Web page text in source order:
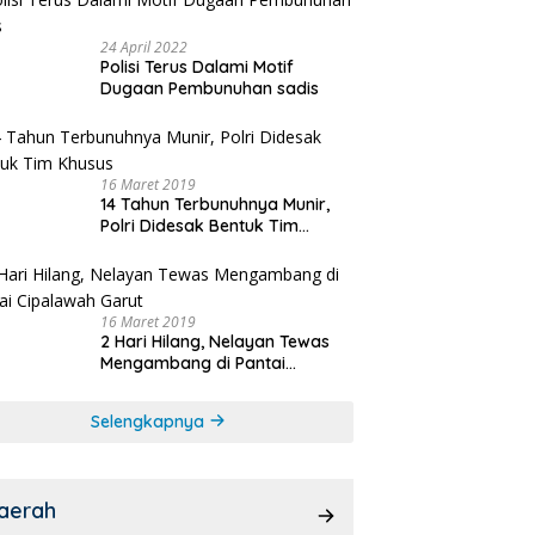
24 April 2022
Polisi Terus Dalami Motif
Dugaan Pembunuhan sadis
16 Maret 2019
14 Tahun Terbunuhnya Munir,
Polri Didesak Bentuk Tim
16 Maret 2019
2 Hari Hilang, Nelayan Tewas
Mengambang di Pantai
Selengkapnya